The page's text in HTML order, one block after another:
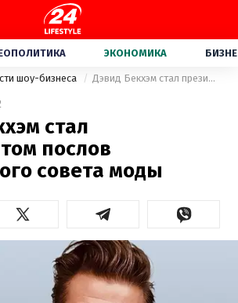
ЭКОНОМИКА
шоу-бизнеса Дэвид Бекхэм стал президентом послов Британского совета моды
стал
послов
совета моды